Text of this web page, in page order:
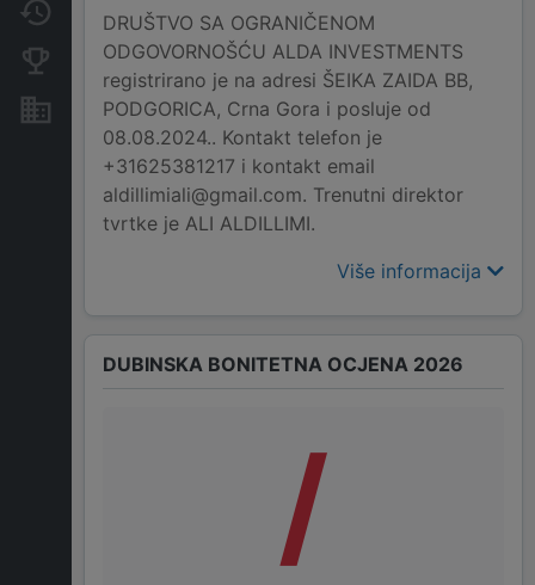
Promjene
Konkurentne kompanije
Nekretnine i imovina
DRUŠTVO SA OGRANIČENOM
ODGOVORNOŠĆU ALDA INVESTMENTS
registrirano je na adresi ŠEIKA ZAIDA BB,
PODGORICA, Crna Gora i posluje od
08.08.2024.. Kontakt telefon je
+31625381217 i kontakt email
aldillimiali@gmail.com. Trenutni direktor
tvrtke je ALI ALDILLIMI.
Više informacija
DUBINSKA BONITETNA OCJENA 2026
/